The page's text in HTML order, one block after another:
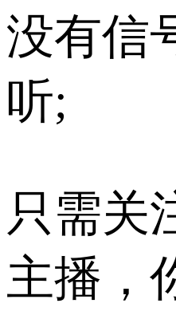
没有信
听;
只需关
主播，